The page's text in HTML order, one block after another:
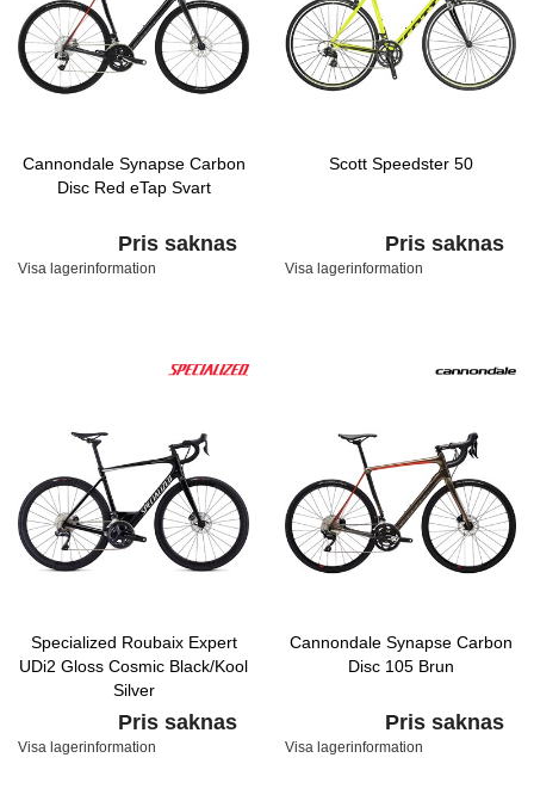
Cannondale Synapse Carbon
Disc Red eTap Svart
Pris saknas
Visa lagerinformation
Scott Speedster 50
Pris saknas
Visa lagerinformation
Specialized Roubaix Expert
UDi2 Gloss Cosmic Black/Kool
Silver
Pris saknas
Visa lagerinformation
Cannondale Synapse Carbon
Disc 105 Brun
Pris saknas
Visa lagerinformation